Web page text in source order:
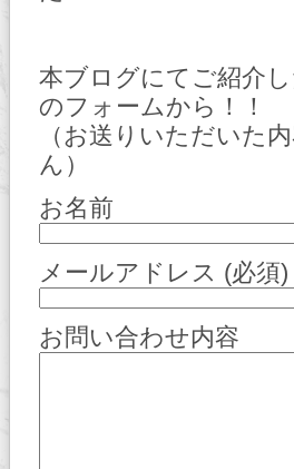
本ブログにてご紹介
のフォームから！！
（お送りいただいた
ん）
お名前
メールアドレス (必須)
お問い合わせ内容